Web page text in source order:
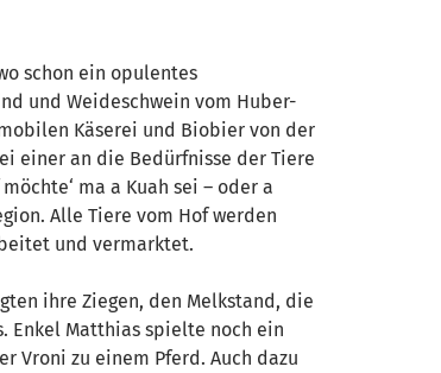
schon ein opulentes
und Weideschwein vom Huber-
Käserei und Biobier von der
einer an die Bedürfnisse der Tiere
ma a Kuah sei – oder a
Alle Tiere vom Hof werden
und vermarktet.
ihre Ziegen, den Melkstand, die
Enkel Matthias spielte noch ein
Vroni zu einem Pferd. Auch dazu